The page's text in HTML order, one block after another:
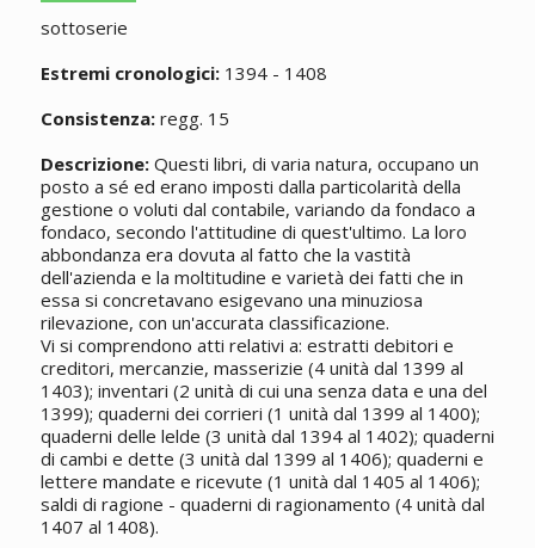
sottoserie
Estremi cronologici:1394 - 1408
Consistenza:regg. 15
Descrizione:Questi libri, di varia natura, occupano un
posto a sé ed erano imposti dalla particolarità della
gestione o voluti dal contabile, variando da fondaco a
fondaco, secondo l'attitudine di quest'ultimo. La loro
abbondanza era dovuta al fatto che la vastità
dell'azienda e la moltitudine e varietà dei fatti che in
essa si concretavano esigevano una minuziosa
rilevazione, con un'accurata classificazione.
Vi si comprendono atti relativi a: estratti debitori e
creditori, mercanzie, masserizie (4 unità dal 1399 al
1403); inventari (2 unità di cui una senza data e una del
1399); quaderni dei corrieri (1 unità dal 1399 al 1400);
quaderni delle lelde (3 unità dal 1394 al 1402); quaderni
di cambi e dette (3 unità dal 1399 al 1406); quaderni e
lettere mandate e ricevute (1 unità dal 1405 al 1406);
saldi di ragione - quaderni di ragionamento (4 unità dal
1407 al 1408).